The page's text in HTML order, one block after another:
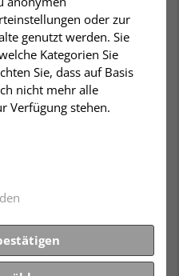
Comuna
Jahr wieder über
hat. Kommen Sie doch
sich unverbindlich
Quartal erfragen Sie
6152098.
oder zur
genutzt werden. Sie
Kategorien Sie
Sie, dass auf Basis
nicht mehr alle
Verfügung stehen.